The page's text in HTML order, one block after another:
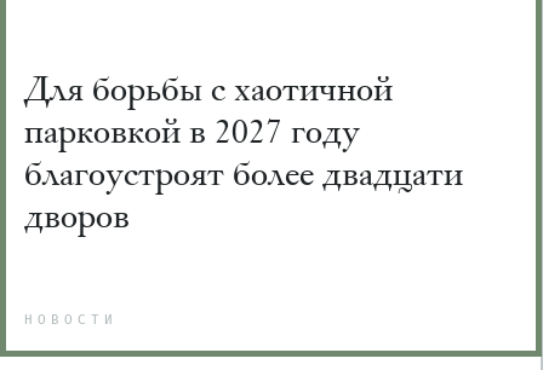
Для борьбы с хаотичной
парковкой в 2027 году
благоустроят более двадцати
дворов
НОВОСТИ